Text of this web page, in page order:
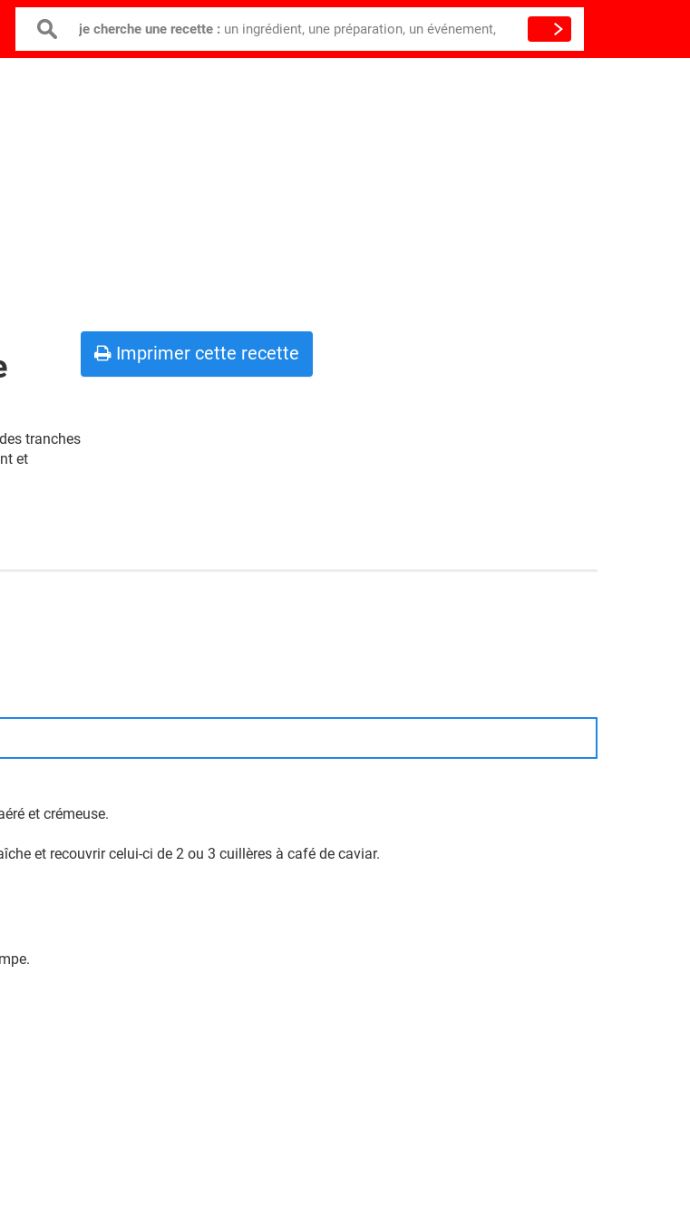
je cherche une recette : un ingrédient, une préparation, un événement,
tranches
et
Imprimer cette recette
et crémeuse.
et recouvrir celui-ci de 2 ou 3 cuillères à café de caviar.